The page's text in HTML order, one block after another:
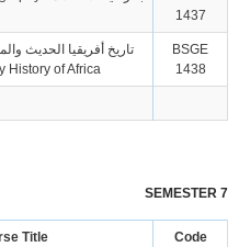
1437
BSGE
1438
History of Africa
SEMESTER 7
Code
Title